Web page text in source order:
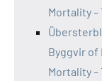
Mortality –
Byggvir of
Mortality –